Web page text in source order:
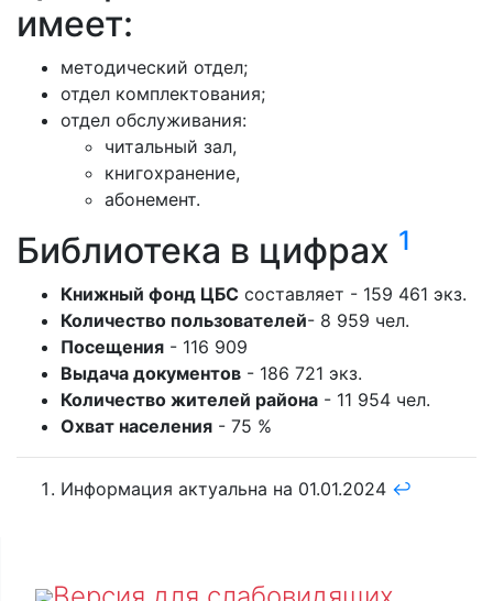
имеет:
методический отдел;
отдел комплектования;
отдел обслуживания:
читальный зал,
книгохранение,
абонемент.
Библиотека в цифрах 1
Книжный фонд ЦБС составляет - 159 461 экз.
Количество пользователей- 8 959 чел.
Посещения - 116 909
Выдача документов - 186 721 экз.
Количество жителей района - 11 954 чел.
Охват населения - 75 %
Информация актуальна на 01.01.2024 ↩︎